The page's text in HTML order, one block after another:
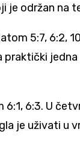
održan na
5:7, 6:2,
praktički
6:3. U
je uživati u